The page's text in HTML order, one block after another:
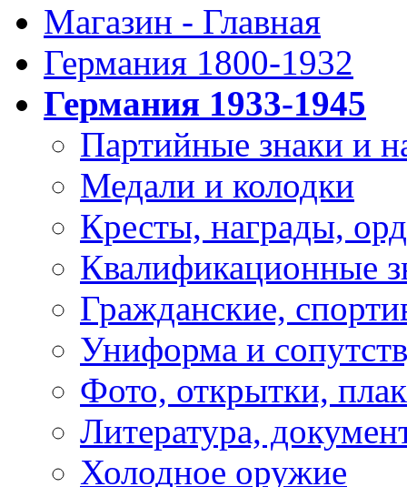
Магазин - Главная
Германия 1800-1932
Германия 1933-1945
Партийные знаки и
Медали и колодки
Кресты, награды,
Квалификационные
Гражданские,
Униформа и
Фото, открытки,
Литература,
Холодное оружие